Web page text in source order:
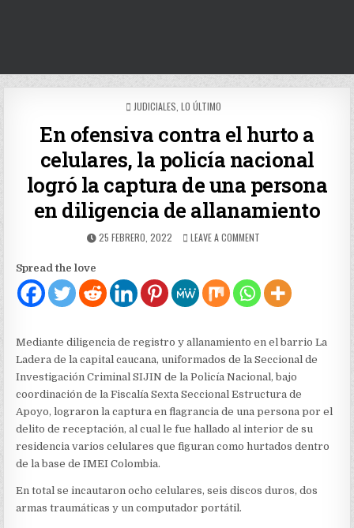
POSTED
JUDICIALES LO ÚLTIMO
En ofensiva contra el hurto a
celulares, la policía nacional
logró la captura de una persona
en diligencia de allanamiento
PUBLISHED
25 FEBRERO, 2022 LEAVE A COMMENTON
CONTRA
EL
HURTO
LA
POLICÍA
NACIONAL
LOGRÓ
LA
CAPTURA
DE
PERSONA
DE
Spread the love
Mediante diligencia de registro y allanamiento en el barrio La
Ladera de la capital caucana, uniformados de la Seccional de
Investigación Criminal SIJIN de la Policía Nacional, bajo
coordinación de la Fiscalía Sexta Seccional Estructura de
Apoyo, lograron la captura en flagrancia de una persona por el
delito de receptación, al cual le fue hallado al interior de su
residencia varios celulares que figuran como hurtados dentro
de la base de IMEI Colombia.
En total se incautaron ocho celulares, seis discos duros, dos
armas traumáticas y un computador portátil.